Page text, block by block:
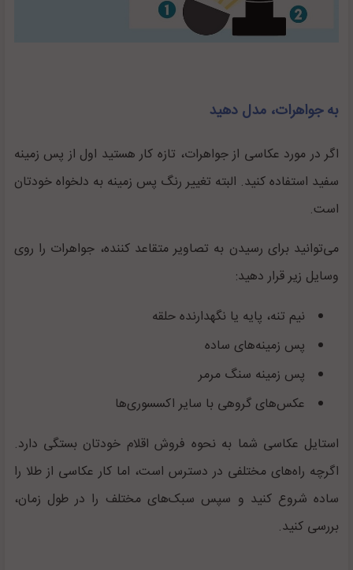
به جواهرات، مدل دهید
اگر در مورد عکاسی از جواهرات، تازه کار هستید اول از پس زمینه
سفید استفاده کنید. البته تغییر رنگ پس زمینه به دلخواه خودتان
است.
می‌توانید برای رسیدن به تصاویر متقاعد کننده، جواهرات را روی
وسایل زیر قرار دهید:
نیم تنه، پایه یا نگهدارنده حلقه
پس زمینه‌های ساده
پس زمینه سنگ مرمر
عکس‌های گروهی با سایر اکسسوری‌ها
استایل عکاسی شما به نحوه فروش اقلام خودتان بستگی دارد.
اگرچه راه‌های مختلفی در دسترس است، اما کار عکاسی از طلا را
ساده شروع کنید و سپس سبک‌های مختلف را در طول زمان،
بررسی کنید.